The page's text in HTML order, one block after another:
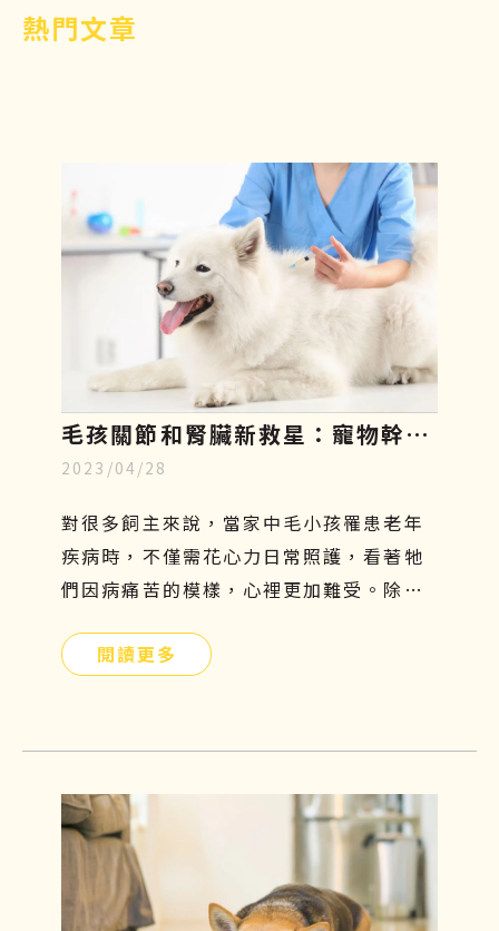
熱門文章
毛孩關節和腎臟新救星：寵物幹細
胞療法，只需5分鐘認識寵物再生
醫學
2023/04/28
對很多飼主來說，當家中毛小孩罹患老年
疾病時，不僅需花心力日常照護，看著牠
們因病痛苦的模樣，心裡更加難受。除了
有沒有其他簡單且安全的方式可以幫助牠
是什麼、功效、副作用及費用，讓飼主們
更加了解這項先進的治療方式，幫助毛小
孩減緩疼痛，保持良好的活動力及生活品
質。
閱讀更多